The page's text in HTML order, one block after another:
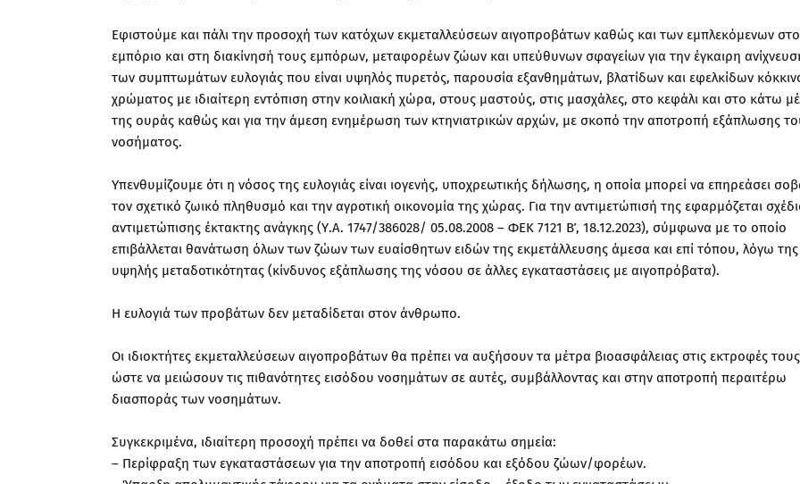
Εφιστούμε και πάλι την προσοχή των κατόχων εκμεταλλεύσεων αιγοπροβάτων καθώς και των εμπλεκόμενων στο
εμπόριο και στη διακίνησή τους εμπόρων, μεταφορέων ζώων και υπεύθυνων σφαγείων για την έγκαιρη
των συμπτωμάτων ευλογιάς που είναι υψηλός πυρετός, παρουσία εξανθημάτων, βλατίδων και εφελκίδων
χρώματος με ιδιαίτερη εντόπιση στην κοιλιακή χώρα, στους μαστούς, στις μασχάλες, στο κεφάλι και στο κάτω
της ουράς καθώς και για την άμεση ενημέρωση των κτηνιατρικών αρχών, με σκοπό την αποτροπή εξάπλωσης
νοσήματος.
Υπενθυμίζουμε ότι η νόσος της ευλογιάς είναι ιογενής, υποχρεωτικής δήλωσης, η οποία μπορεί να επηρεάσει
τον σχετικό ζωικό πληθυσμό και την αγροτική οικονομία της χώρας. Για την αντιμετώπισή της εφαρμόζεται
αντιμετώπισης έκτακτης ανάγκης (Υ.Α. 1747/386028/ 05.08.2008 – ΦΕΚ 7121 Β΄, 18.12.2023), σύμφωνα με το οποίο
επιβάλλεται θανάτωση όλων των ζώων των ευαίσθητων ειδών της εκμετάλλευσης άμεσα και επί τόπου, λόγω της
υψηλής μεταδοτικότητας (κίνδυνος εξάπλωσης της νόσου σε άλλες εγκαταστάσεις με αιγοπρόβατα).
Η ευλογιά των προβάτων δεν μεταδίδεται στον άνθρωπο.
Οι ιδιοκτήτες εκμεταλλεύσεων αιγοπροβάτων θα πρέπει να αυξήσουν τα μέτρα βιοασφάλειας στις εκτροφές
ώστε να μειώσουν τις πιθανότητες εισόδου νοσημάτων σε αυτές, συμβάλλοντας και στην αποτροπή περαιτέρω
διασποράς των νοσημάτων.
Συγκεκριμένα, ιδιαίτερη προσοχή πρέπει να δοθεί στα παρακάτω σημεία:
– Περίφραξη των εγκαταστάσεων για την αποτροπή εισόδου και εξόδου ζώων/φορέων.